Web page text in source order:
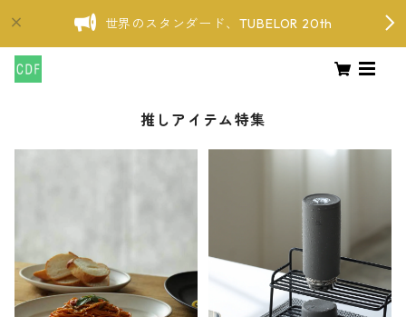
世界のスタンダード、TUBELOR 20th
推しアイテム特集